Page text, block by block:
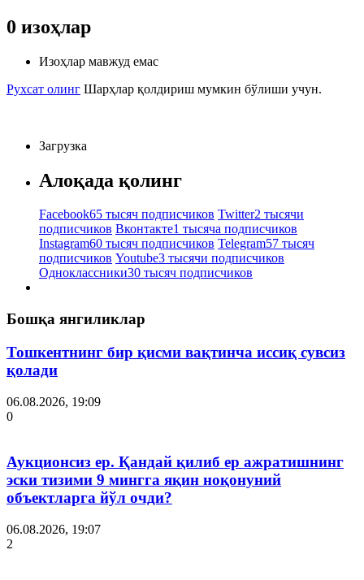
0 изоҳлар
Изоҳлар мавжуд емас
Рухсат олинг Шарҳлар қолдириш мумкин бўлиши учун.
Загрузка
Алоқада қолинг
Facebook65 тысяч подписчиков Twitter2 тысячи
подписчиков Вконтакте1 тысяча подписчиков
Instagram60 тысяч подписчиков Telegram57 тысяч
подписчиков Youtube3 тысячи подписчиков
Одноклассники30 тысяч подписчиков
Бошқа янгиликлар
Тошкентнинг бир қисми вақтинча иссиқ сувсиз
қолади
06.08.2026, 19:09
0
Аукционсиз ер. Қандай қилиб ер ажратишнинг
эски тизими 9 мингга яқин ноқонуний
объектларга йўл очди?
06.08.2026, 19:07
2